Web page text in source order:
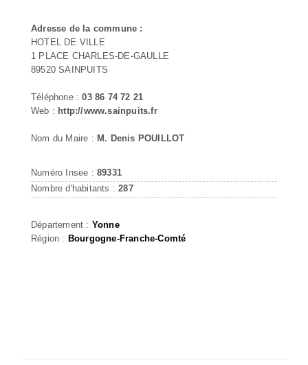
Adresse de la commune :
HOTEL DE VILLE
1 PLACE CHARLES-DE-GAULLE
89520 SAINPUITS
Téléphone :03 86 74 72 21
Web : http://www.sainpuits.fr
Nom du Maire : M. Denis POUILLOT
Numéro Insee : 89331
Nombre d'habitants :287
Département : Yonne
Région : Bourgogne-Franche-Comté